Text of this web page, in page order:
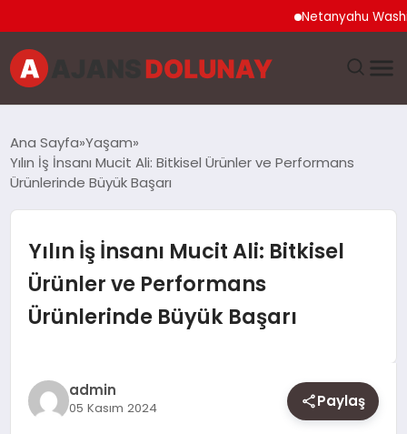
Netanyahu
EĞITIM
GENEL
GÜNCEL
SAĞLIK
Ana Sayfa Yaşam
Yılın İş İnsanı Mucit Ali: Bitkisel Ürünler ve Performans
Ürünlerinde Büyük Başarı
Yılın İş İnsanı Mucit Ali: Bitkisel
Ürünler ve Performans
Ürünlerinde Büyük Başarı
admin
05 Kasım 2024 Paylaş